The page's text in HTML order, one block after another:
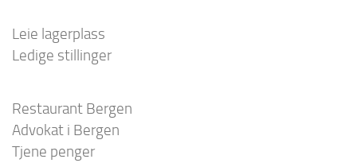
Leie lagerplass
Ledige stillinger
Restaurant Bergen
Advokat i Bergen
Tjene penger